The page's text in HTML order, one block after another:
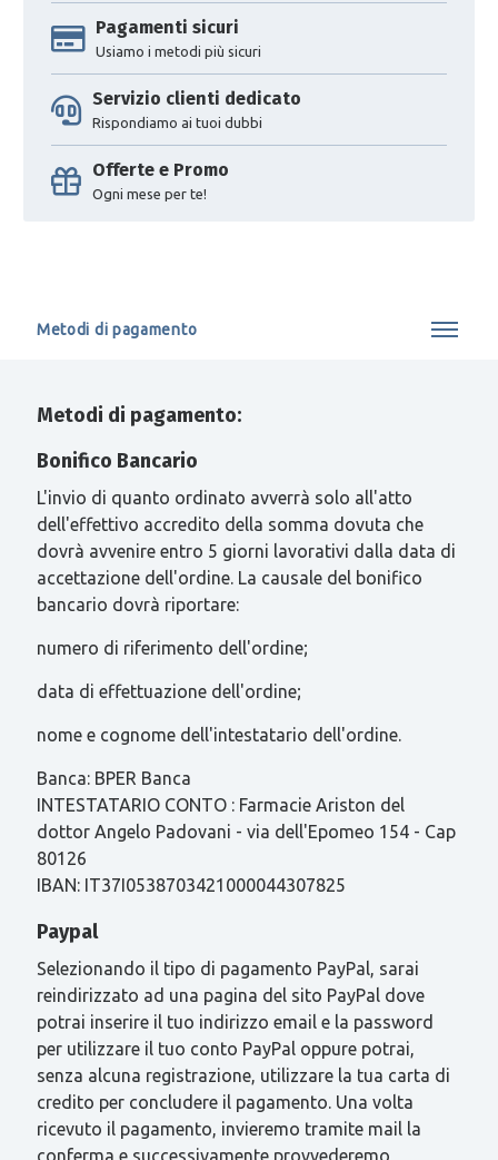
Pagamenti sicuri
Usiamo i metodi più sicuri
Servizio clienti dedicato
Rispondiamo ai tuoi dubbi
Offerte e Promo
Ogni mese per te!
Metodi di pagamento
Metodi di pagamento:
Bonifico Bancario
L'invio di quanto ordinato avverrà solo all'atto
dell'effettivo accredito della somma dovuta che
dovrà avvenire entro 5 giorni lavorativi dalla data di
accettazione dell'ordine. La causale del bonifico
bancario dovrà riportare:
numero di riferimento dell'ordine;
data di effettuazione dell'ordine;
nome e cognome dell'intestatario dell'ordine.
Banca: BPER Banca
INTESTATARIO CONTO : Farmacie Ariston del
dottor Angelo Padovani - via dell'Epomeo 154 - Cap
80126
IBAN: IT37I0538703421000044307825
Paypal
Selezionando il tipo di pagamento PayPal, sarai
reindirizzato ad una pagina del sito PayPal dove
potrai inserire il tuo indirizzo email e la password
per utilizzare il tuo conto PayPal oppure potrai,
senza alcuna registrazione, utilizzare la tua carta di
credito per concludere il pagamento. Una volta
ricevuto il pagamento, invieremo tramite mail la
conferma e successivamente provvederemo